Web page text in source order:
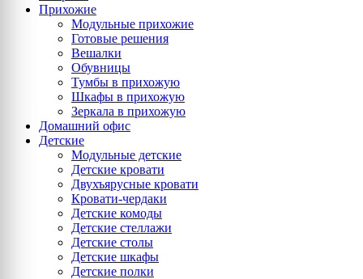
Прихожие
Модульные прихожие
Готовые решения
Вешалки
Обувницы
Тумбы в прихожую
Шкафы в прихожую
Зеркала в прихожую
Домашний офис
Детские
Модульные детские
Детские кровати
Двухъярусные кровати
Кровати-чердаки
Детские комоды
Детские стеллажи
Детские столы
Детские шкафы
Детские полки